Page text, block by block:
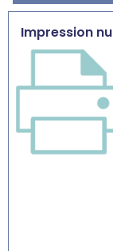
Impression